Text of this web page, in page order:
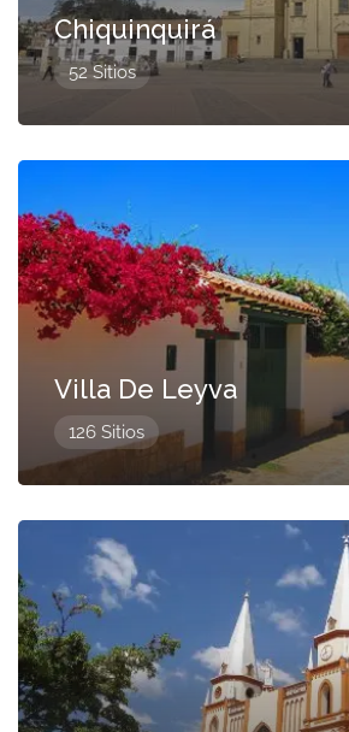
Chiquinquirá
52 Sitios
Villa De Leyva
126 Sitios
Presentado